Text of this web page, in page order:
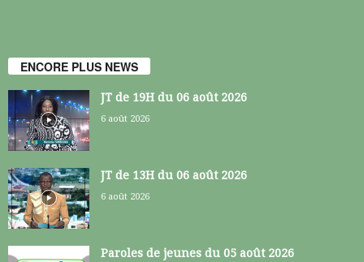
ENCORE PLUS NEWS
JT de 19H du 06 août 2026
6 août 2026
JT de 13H du 06 août 2026
6 août 2026
Paroles de jeunes du 05 août 2026